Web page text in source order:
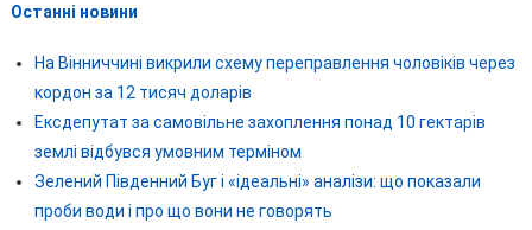
Останні новини
На Вінниччині викрили схему переправлення чоловіків через
кордон за 12 тисяч доларів
Ексдепутат за самовільне захоплення понад 10 гектарів
землі відбувся умовним терміном
Зелений Південний Буг і «ідеальні» аналізи: що показали
проби води і про що вони не говорять